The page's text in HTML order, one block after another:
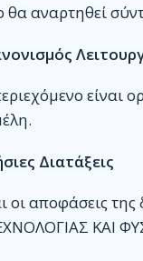
θα αναρτηθεί
είναι
Διατάξεις
οι αποφάσεις της
ΚΑΙ